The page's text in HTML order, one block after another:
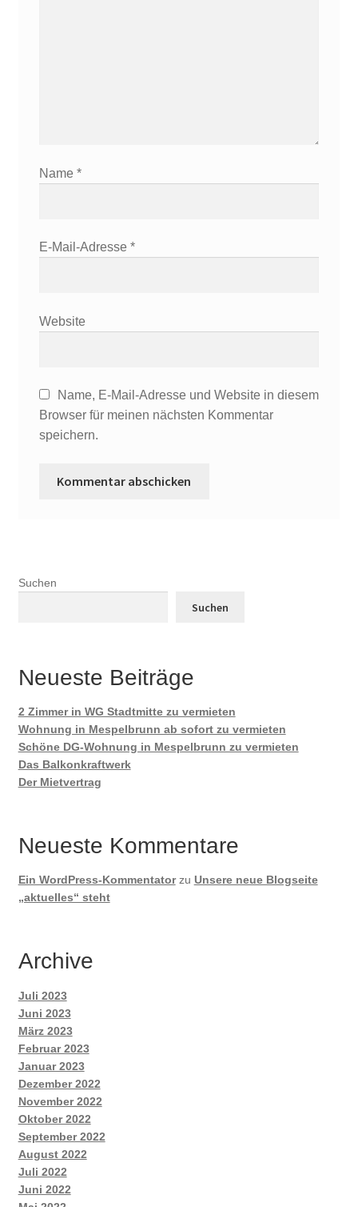
Name *
E-Mail-Adresse *
Website
Name, E-Mail-Adresse und Website in diesem
Browser für meinen nächsten Kommentar
speichern.
Suchen
Suchen
Neueste Beiträge
2 Zimmer in WG Stadtmitte zu vermieten
Wohnung in Mespelbrunn ab sofort zu vermieten
Schöne DG-Wohnung in Mespelbrunn zu vermieten
Das Balkonkraftwerk
Der Mietvertrag
Neueste Kommentare
Ein WordPress-Kommentatorzu Unsere neue Blogseite
„aktuelles“ steht
Archive
Juli 2023
Juni 2023
März 2023
Februar 2023
Januar 2023
Dezember 2022
November 2022
Oktober 2022
September 2022
August 2022
Juli 2022
Juni 2022